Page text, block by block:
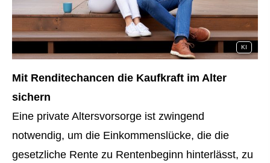
KI
Mit Renditechancen die Kaufkraft im Alter
sichern
Eine private Alters­vorsorge ist zwingend
notwendig, um die Einkommenslücke, die die
gesetzliche Rente zu Rentenbeginn hinterlässt, zu